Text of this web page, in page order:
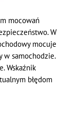
mocowań
W
mocuje
w samochodzie.
Wskaźnik
błędom